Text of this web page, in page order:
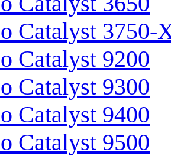
Catalyst 3750-
Catalyst 9200
Catalyst 9300
Catalyst 9400
Catalyst 9500